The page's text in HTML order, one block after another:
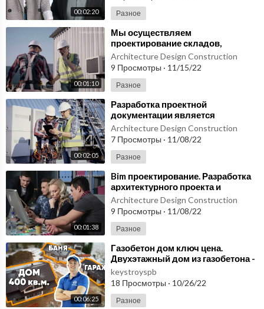
могли сделать мир лучше, создав новые технологии и продукты
для использования в производстве.
Более подробно вы можете узнать на нашем сайте:
http://arxpr
oektstroy.ru/ или позвонив нам
📲 8-800-350-13-90
WhatsApp: 79859582800
📧 info@arxproektstroy.ru
#проектирование #архитектурноепроектирование #генерально
епроектирование #заказатьпроект #комплексноепроектировани
е #проектреконструкции #проектстроительствацена #проектир
ование #проектированиегостиниц
00:02:20 Разное
00:01:10
⁣Мы осуществляем
проектирование складов,
складских помещений под ключ
Architecture Design Construction
9 Просмотры · 11/15/22
Разное
00:02:05
⁣Разработка проектной
документации является
ключевой частью процесса
архитектурного проектирования.
Architecture Design Construction
7 Просмотры · 11/08/22
Разное
00:01:38
⁣Bim проектирование. Разработка
архитектурного проекта и
проектной документации
Architecture Design Construction
9 Просмотры · 11/08/22
Разное
00:06:25
⁣Газобетон дом ключ цена.
Двухэтажный дом из газобетона -
обзор проекта с гаражом и баней |
Строитель
keystroyspb
18 Просмотры · 10/26/22
Разное